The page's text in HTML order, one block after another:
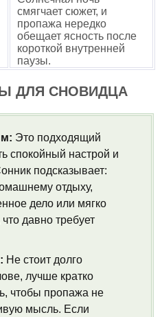
смягчает сюжет, и
пропажа нередко
обещает ясность после
короткой внутренней
паузы.
ДЛЯ СНОВИДЦА
Это подходящий
спокойный настрой и
подсказывает:
отдыху,
дело или мягко
давно требует
Не стоит долго
лучше кратко
чтобы пропажа не
мысль. Если